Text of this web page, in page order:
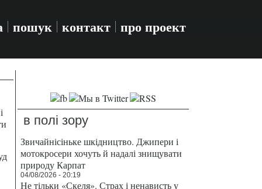
пошук контакт про проект
в полі зору
Звичайнісіньке шкідництво. Джипери і
мотокросери хочуть й надалі знищувати
природу Карпат
04/08/2026 - 20:19
Не тільки «Скеля». Страх і ненависть у